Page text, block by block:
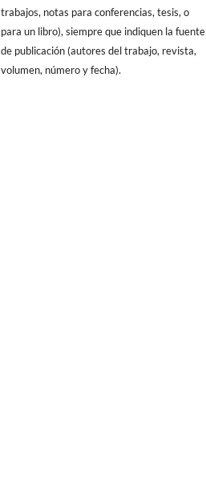
trabajos, notas para conferencias, tesis, o
para un libro), siempre que indiquen la fuente
de publicación (autores del trabajo, revista,
volumen, número y fecha).